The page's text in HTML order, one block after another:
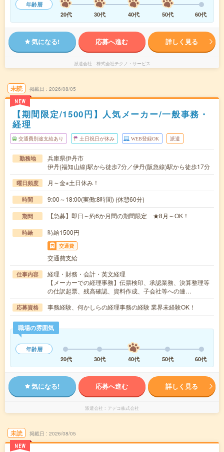
年齢層
20代
30代 40代 50代 60代
気になる! 応募へ進む 詳しく見る
派遣会社 株式会社テクノ・サービス
未読
NEW
掲載日 2026/08/05
【期間限定/1500円】人気メーカー/一般事務・
経理
交通費別途支給あり 土日祝日が休み WEB登録OK 派遣
勤務地
兵庫県伊丹市
伊丹(福知山線)駅から徒歩7分／伊丹(阪急線)駅から徒歩17分
曜日頻度 月～金※土日休み！
時間 9:00～18:00(実働:8時間) (休憩60分)
期間 【急募】即日～約6か月間の期間限定 ★8月～OK！
時給 時給1500円
交通費
交通費支給
仕事内容
経理・財務・会計・英文経理
【メーカーでの経理事務】伝票検印、承認業務、決算整理等
の仕訳起票、残高確認、資料作成、子会社等への連…
応募資格 事務経験、何かしらの経理事務の経験 業界未経験OK！
職場の雰囲気
年齢層
20代
30代 40代 50代 60代
気になる! 応募へ進む 詳しく見る
派遣会社 アデコ株式会社
未読
NEW
掲載日 2026/08/05